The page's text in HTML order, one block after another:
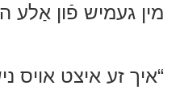
מין געמיש פֿון אַלע
“איך זע איצט